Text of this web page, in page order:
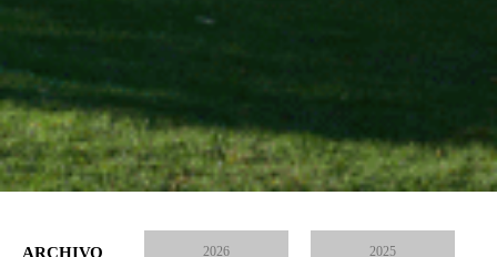
ARCHIVO 2026 2025